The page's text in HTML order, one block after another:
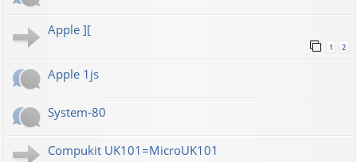
Apple ][
1 2
Apple 1js
System-80
Compukit UK101=MicroUK101